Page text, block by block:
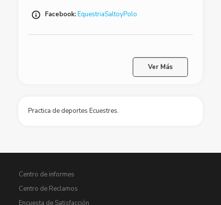
Facebook:EquestriaSaltoyPolo
Ver Más
Practica de deportes Ecuestres.
Centro de informes
Centro de Reclamos
Encuesta de Satisfacción